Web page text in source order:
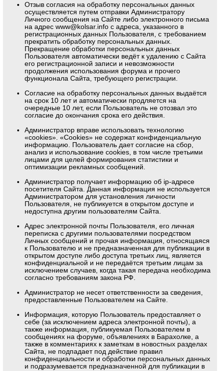
Отзыв согласия на обработку персональных данных
осуществляется путем отправки Администратору
Личного сообщения на Сайте либо электронного письма
на адресwww@kolsar.info с адреса, указанного в
регистрационных данных Пользователя, с требованием
прекратить обработку персональных данных.
Прекращение обработки персональных данных
Пользователя автоматически ведёт к удалению с Сайта
его регистрационной записи и невозможности
продолжения использования форума и прочего
функционала Сайта, требующего регистрации.
Согласие на обработку персональных данных выдаётся
на срок 10 лет и автоматически продляется на
очередные 10 лет, если Пользователь не отозвал это
согласие до окончания срока его действия.
Администратор вправе использовать технологию
«cookies». «Cookies» не содержат конфиденциальную
информацию. Пользователь дает согласие на сбор,
анализ и использование cookies, в том числе третьими
лицами для целей формирования статистики и
оптимизации рекламных сообщений.
Администратор получает информацию об ip-адресе
посетителя Сайта. Данная информация не используется
Администратором для установления личности
Пользователя, не публикуется в открытом доступе и
недоступна другим пользователям Сайта.
Адрес электронной почты Пользователя, его личная
переписка с другими пользователями посредством
Личных сообщений и прочая информация, относящаяся
к Пользователю и не предназначенная для публикации в
открытом доступе либо доступа третьих лиц, является
конфиденциальной и не передаётся третьим лицам за
исключением случаев, когда такая передача необходима
согласно требованиям закона РФ.
Администратор не несет ответственности за сведения,
предоставленные Пользователем на Сайте.
Информация, которую Пользователь предоставляет о
себе (за исключением адреса электронной почты), а
также информация, публикуемая Пользователем в
сообщениях на форуме, объявлениях в Барахолке, а
также в комментариях к заметкам в новостных разделах
Сайта, не подпадает под действие правил
конфиденциальности и обработки персональных данных
и подразумевается предназначенной для публикации в